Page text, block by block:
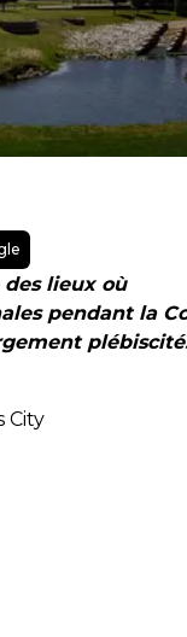
lieux où
pendant la
City